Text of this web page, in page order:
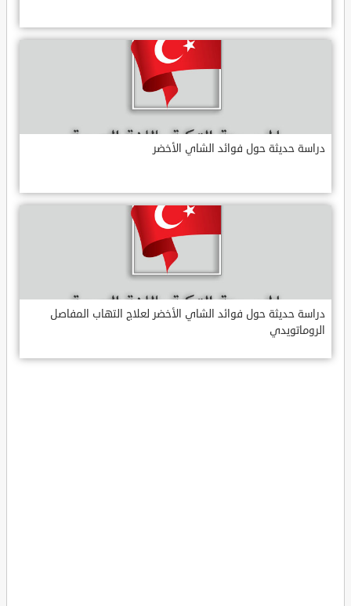
دراسة حديثة حول فوائد الشاي الأخضر
دراسة حديثة حول فوائد الشاي الأخضر لعلاج التهاب المفاصل
الروماتويدي